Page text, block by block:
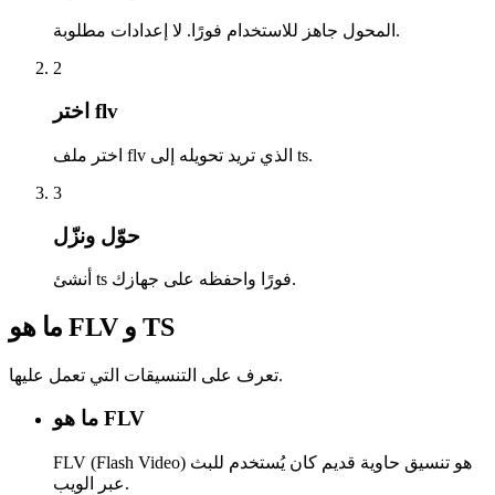
المحول جاهز للاستخدام فورًا. لا إعدادات مطلوبة.
2
اختر flv
اختر ملف flv الذي تريد تحويله إلى ts.
3
حوّل ونزّل
أنشئ ts فورًا واحفظه على جهازك.
ما هو FLV و TS
تعرف على التنسيقات التي تعمل عليها.
ما هو FLV
FLV (Flash Video) هو تنسيق حاوية قديم كان يُستخدم للبث
عبر الويب.